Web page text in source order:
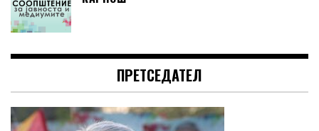
ПРЕТСЕДАТЕЛ